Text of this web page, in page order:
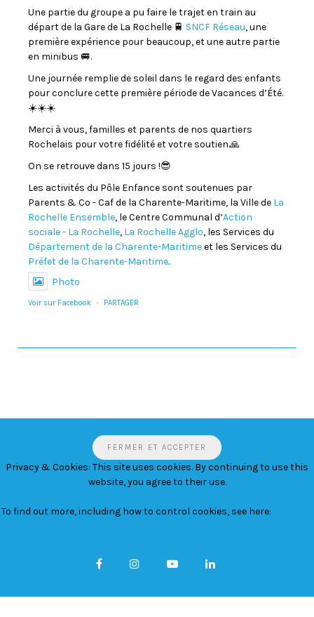
Une partie du groupe a pu faire le trajet en train au
départ de la Gare de La Rochelle 🚆 SNCF Réseau, une
première expérience pour beaucoup, et une autre partie
en minibus 🚐.
Une journée remplie de soleil dans le regard des enfants
pour conclure cette première période de Vacances d’Été.
☀️☀️☀️
Merci à vous, familles et parents de nos quartiers
Rochelais pour votre fidélité et votre soutien.🙏
On se retrouve dans 15 jours !😎
Les activités du Pôle Enfance sont soutenues par
Parents & Co - Caf de la Charente-Maritime, la Ville de La
Rochelle Ensemble, le Centre Communal d’Action
sociale - La Rochelle, La Rochelle Agglo, les Services du
Département de la Charente-Maritimeet les Services du
Préfet de la Charente-Maritime.
Photo
Voir sur Facebook · PARTAGER
Privacy & Cookies: This site uses cookies. By continuing to use this
website, you agree to their use.
To find out more, including how to control cookies, see here: